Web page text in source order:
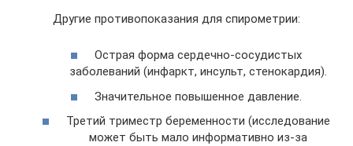
Другие противопоказания для спирометрии:
Острая форма сердечно-сосудистых
заболеваний (инфаркт, инсульт, стенокардия).
Значительное повышенное давление.
Третий триместр беременности (исследование
может быть мало информативно из-за